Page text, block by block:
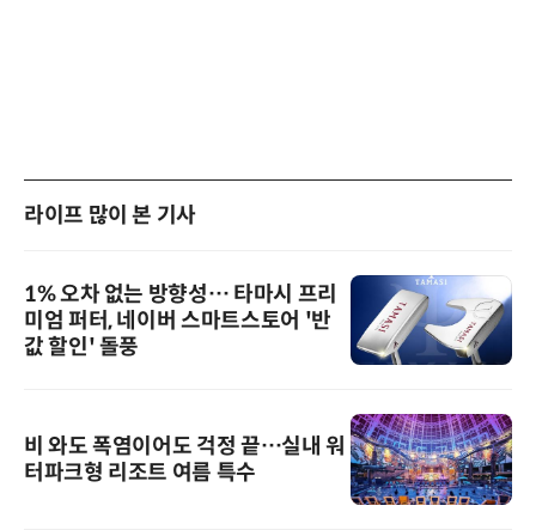
라이프 많이 본 기사
1% 오차 없는 방향성… 타마시 프리
미엄 퍼터, 네이버 스마트스토어 '반
값 할인' 돌풍
비 와도 폭염이어도 걱정 끝…실내 워
터파크형 리조트 여름 특수